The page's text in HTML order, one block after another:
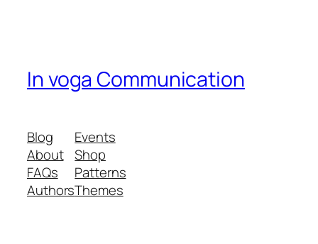
In voga Communication
Blog
About
FAQs
Authors
Events
Shop
Patterns
Themes